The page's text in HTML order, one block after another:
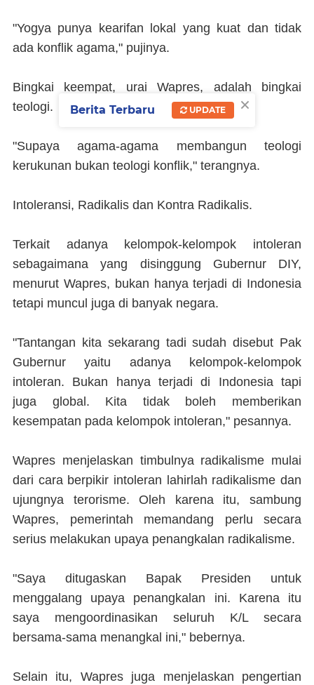
"Yogya punya kearifan lokal yang kuat dan tidak
ada konflik agama," pujinya.
Bingkai keempat, urai Wapres, adalah bingkai
teologi.
"Supaya agama-agama membangun teologi
kerukunan bukan teologi konflik," terangnya.
Intoleransi, Radikalis dan Kontra Radikalis.
Terkait adanya kelompok-kelompok intoleran
sebagaimana yang disinggung Gubernur DIY,
menurut Wapres, bukan hanya terjadi di Indonesia
tetapi muncul juga di banyak negara.
"Tantangan kita sekarang tadi sudah disebut Pak
Gubernur yaitu adanya kelompok-kelompok
intoleran. Bukan hanya terjadi di Indonesia tapi
juga global. Kita tidak boleh memberikan
kesempatan pada kelompok intoleran," pesannya.
Wapres menjelaskan timbulnya radikalisme mulai
dari cara berpikir intoleran lahirlah radikalisme dan
ujungnya terorisme. Oleh karena itu, sambung
Wapres, pemerintah memandang perlu secara
serius melakukan upaya penangkalan radikalisme.
"Saya ditugaskan Bapak Presiden untuk
menggalang upaya penangkalan ini. Karena itu
saya mengoordinasikan seluruh K/L secara
bersama-sama menangkal ini," bebernya.
Selain itu, Wapres juga menjelaskan pengertian
×
Berita Terbaru UPDATE